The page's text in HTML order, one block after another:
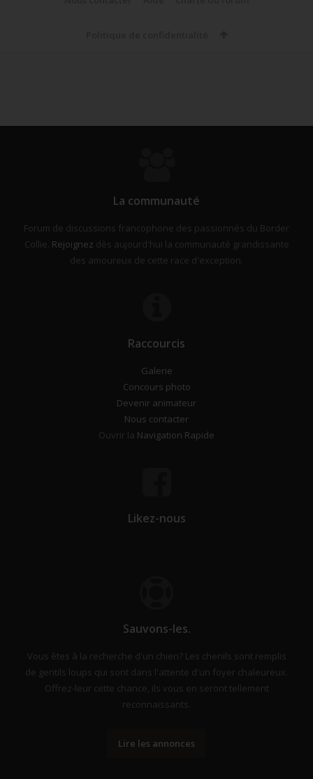
La communauté
Forum de discussions francophone des passionnés du Border
Collie. Rejoignez dès aujourd'hui la communauté grandissante
des amoureux de cette race d'exception.
Raccourcis
Galerie
Concours photo
Devenir animateur
Nous contacter
Ouvrir la Navigation Rapide
Likez-nous
Sauvons-les.
Vous êtes à la recherche d'un chien? Les chenils sont remplis
de gentils loups qui sont dans l'attente d'un foyer chaleureux.
Offrez-leur cette chance, ils vous en seront tellement
reconnaissants.
Lire les annonces